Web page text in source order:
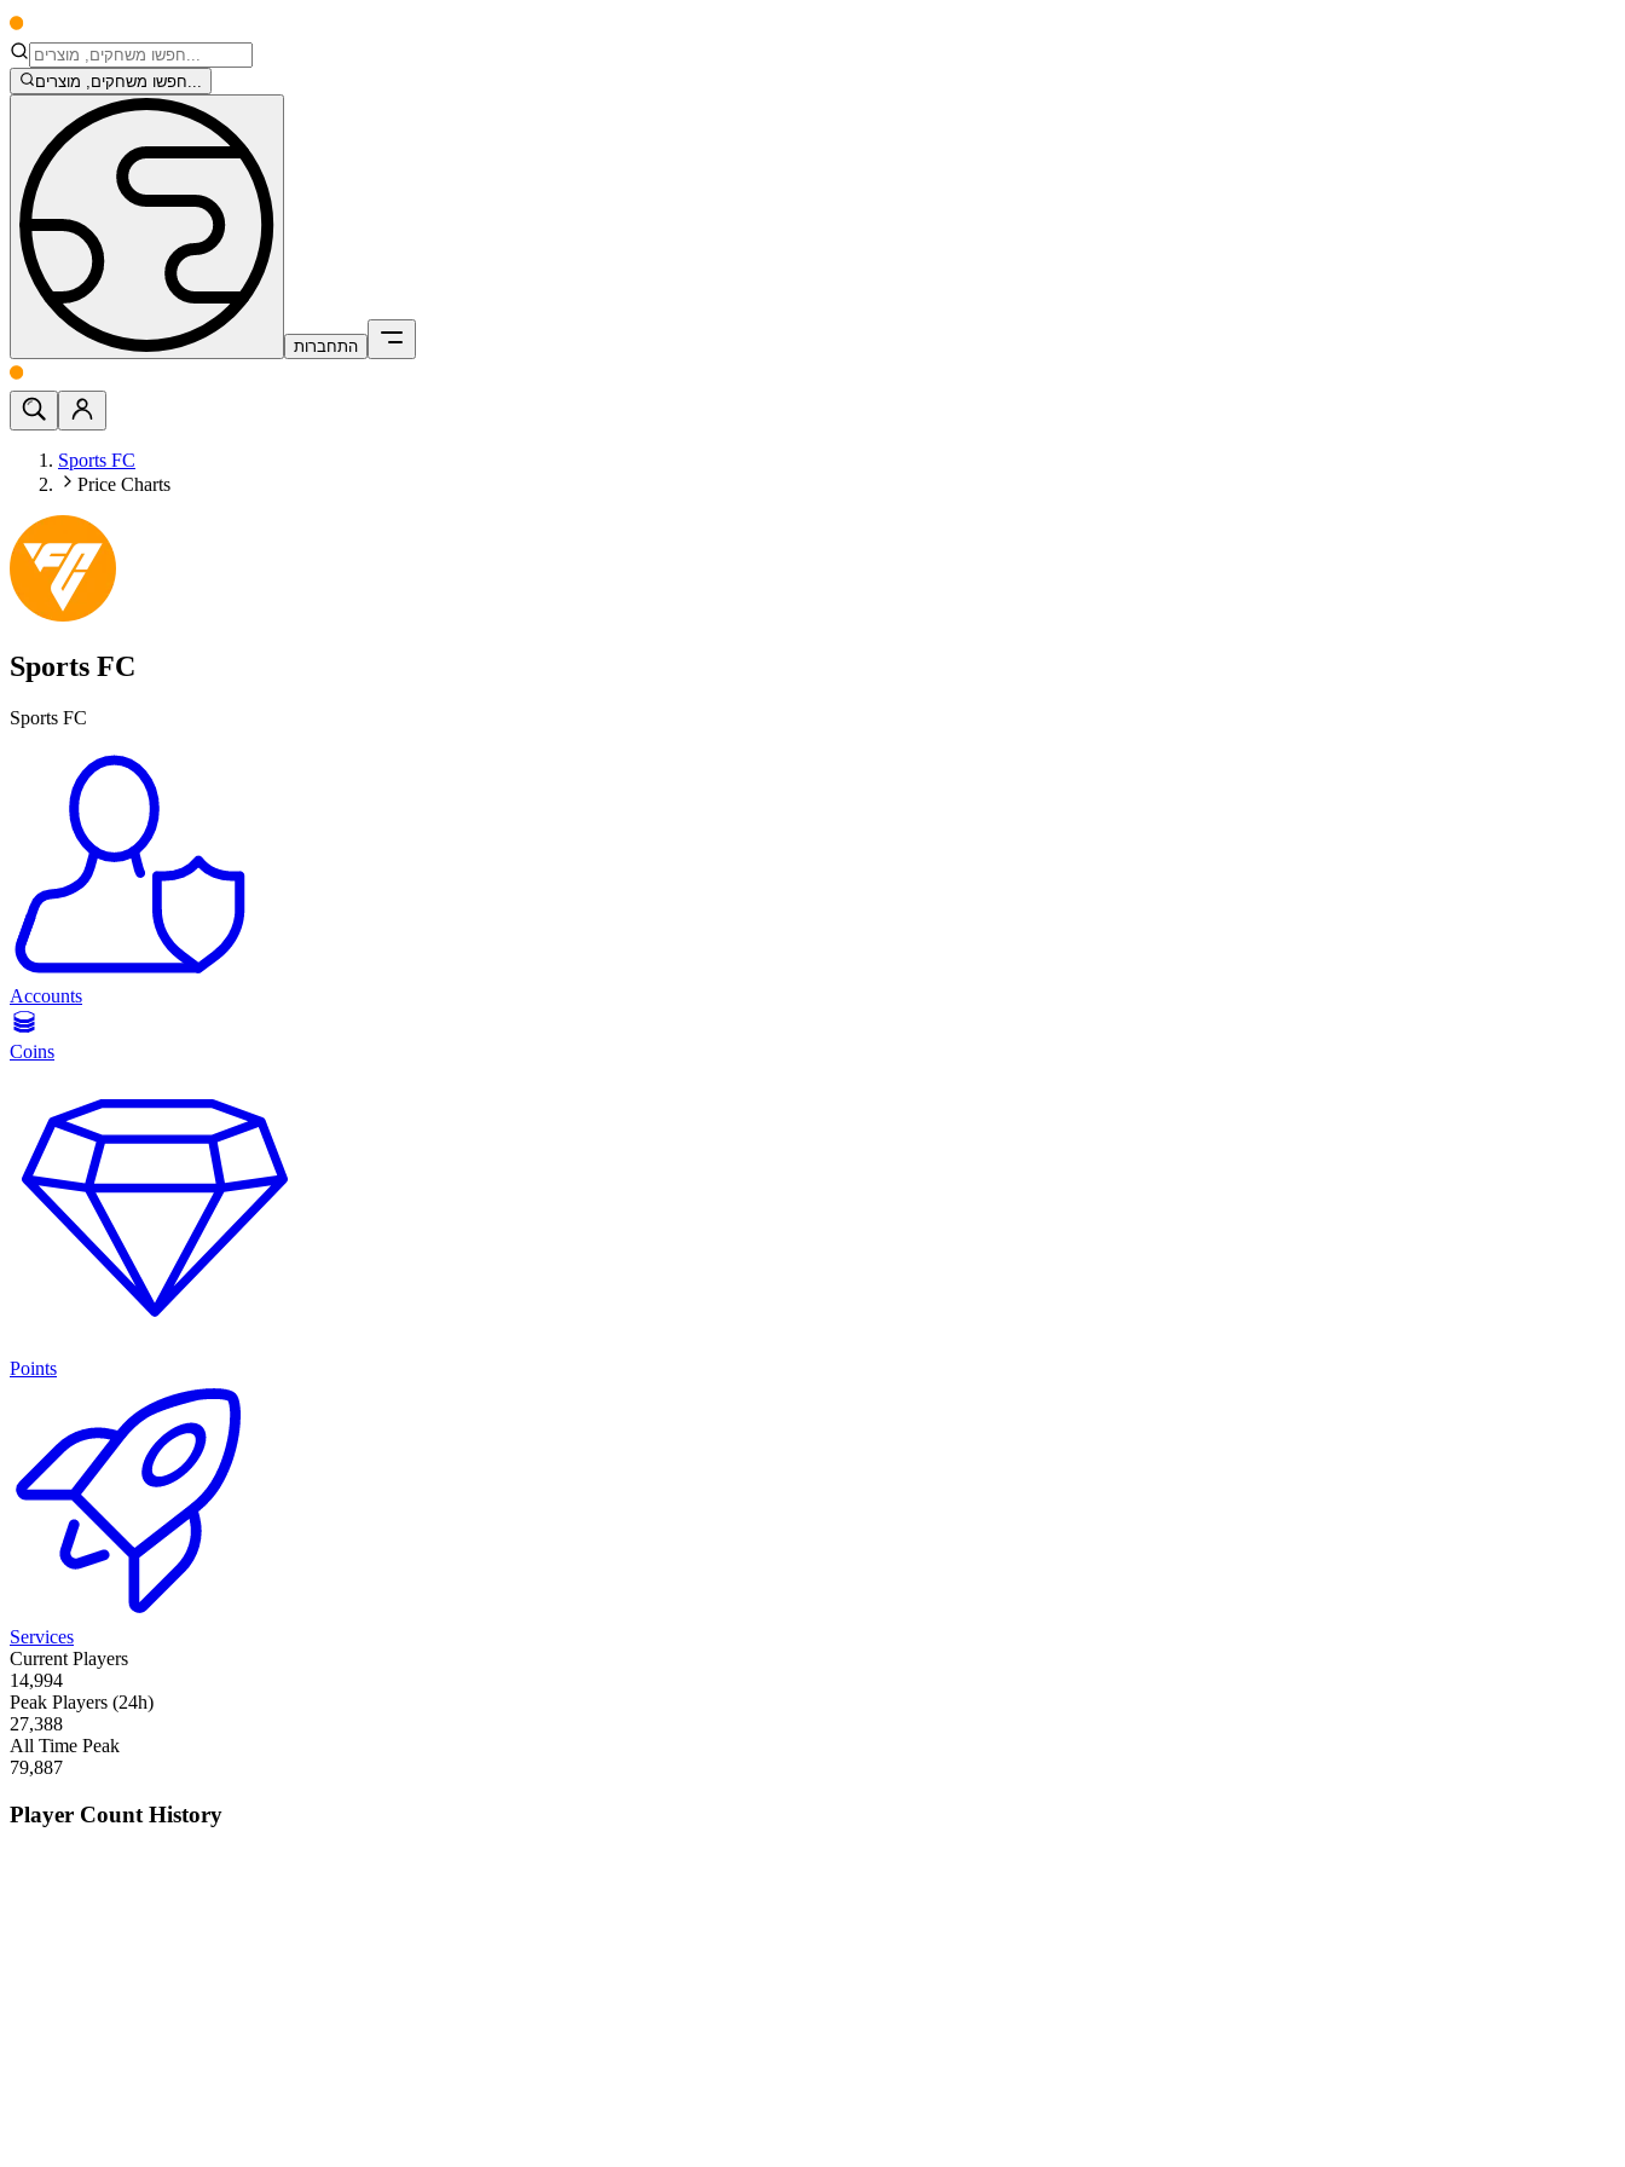
חפשו משחקים, מוצרים...
התחברות
Sports FC
Price Charts
Sports FC
Sports FC
Accounts
Coins
Points
Services
Current Players
14,994
Peak Players (24h)
27,388
All Time Peak
79,887
Player Count History